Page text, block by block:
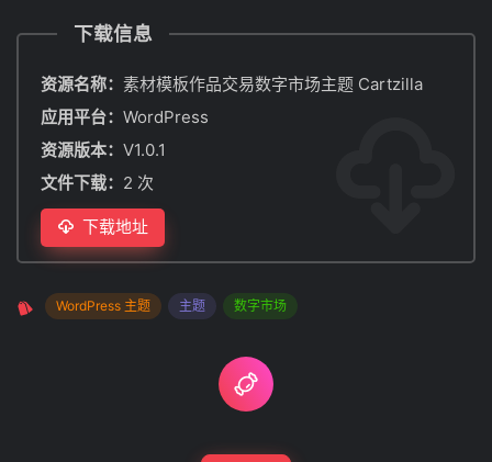
下载信息
资源名称： 素材模板作品交易数字市场主题 Cartzilla
应用平台： WordPress
资源版本： V1.0.1
文件下载： 2 次
下载地址
WordPress 主题 主题 数字市场